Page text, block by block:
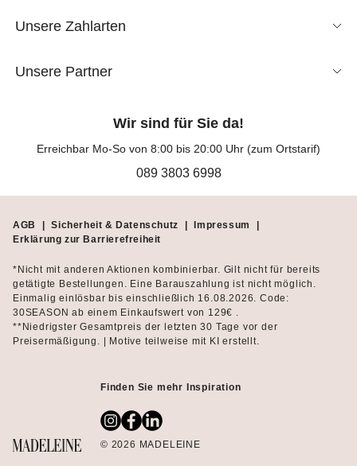
Unsere Zahlarten
Unsere Partner
Wir sind für Sie da!
Erreichbar Mo-So von 8:00 bis 20:00 Uhr (zum Ortstarif)
089 3803 6998
AGB | Sicherheit & Datenschutz | Impressum
|
Erklärung zur Barrierefreiheit
*Nicht mit anderen Aktionen kombinierbar. Gilt nicht für bereits
getätigte Bestellungen. Eine Barauszahlung ist nicht möglich.
Einmalig einlösbar bis einschließlich 16.08.2026. Code:
30SEASON ab einem Einkaufswert von 129€ .
**Niedrigster Gesamtpreis der letzten 30 Tage vor der
Preisermäßigung. | Motive teilweise mit KI erstellt.
Finden Sie mehr Inspiration
© 2026 MADELEINE